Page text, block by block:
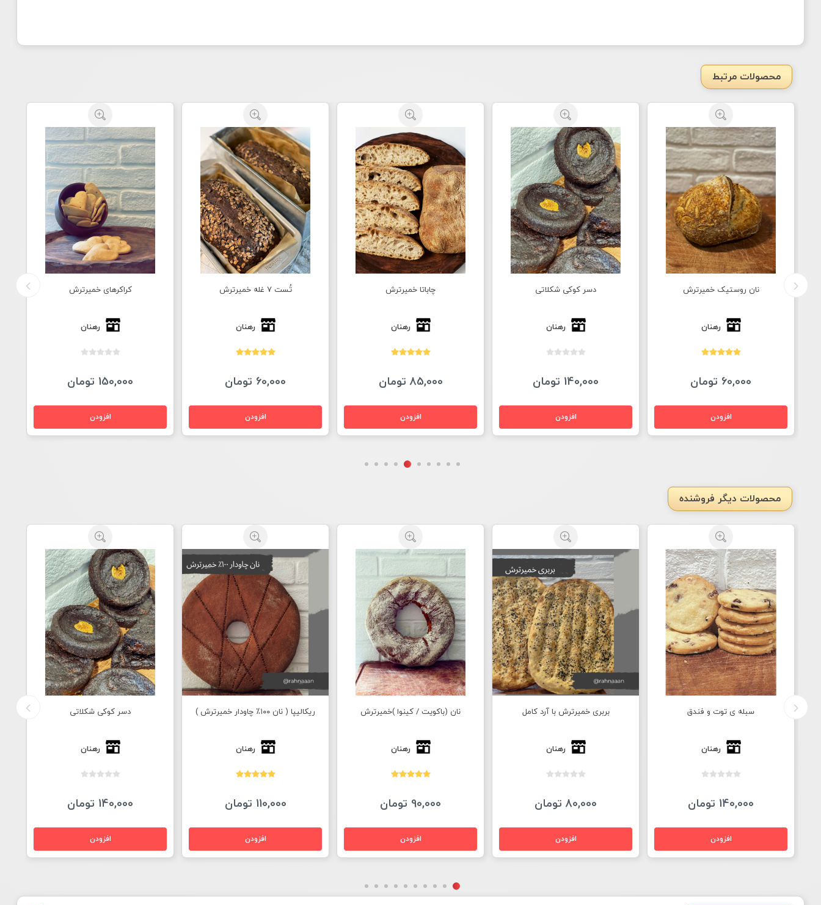
محصولات مرتبط
دسر کوکی شکلاتی
رهنان
140,000 تومان
چاباتا خمیرترش
رهنان
85,000 تومان
تُست ۷ غله خمیرترش
رهنان
60,000 تومان
کراکرهای خمیرترش
رهنان
150,000 تومان
سبله توت و فندق
لیبن پيستری
24,000 تومان
محصولات دیگر فروشنده
سبله ی توت و فندق
رهنان
140,000 تومان
بربری خمیرترش با آرد کامل
رهنان
80,000 تومان
نان (باکویت / کینوا )خمیرترش
رهنان
90,000 تومان
ریکالیپا ( نان ۱۰۰٪ چاودار خمیرترش )
رهنان
110,000 تومان
دسر کوکی شکلاتی
رهنان
140,000 تومان